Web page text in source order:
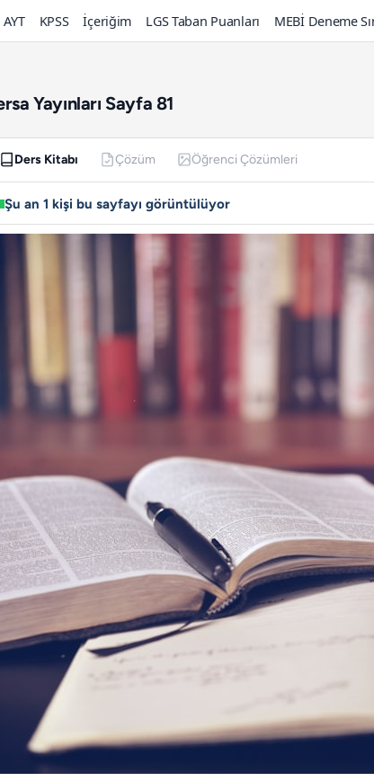
AYT KPSS İçeriğim LGS Taban Puanları MEBİ Deneme
Yayınları Sayfa 81
Ders Kitabı Çözüm Öğrenci Çözümleri
Şu an 1 kişi bu sayfayı görüntülüyor